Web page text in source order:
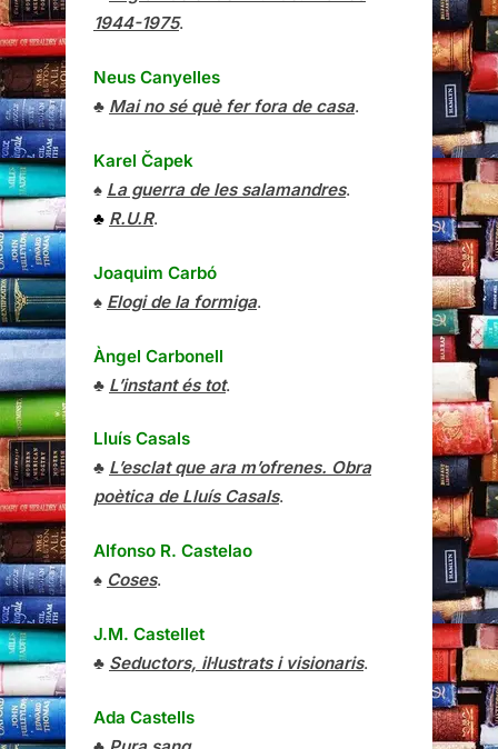
1944-1975.
Neus Canyelles
♣ Mai no sé què fer fora de casa.
Karel Čapek
♠ La guerra de les salamandres.
♣ R.U.R.
Joaquim Carbó
♠ Elogi de la formiga.
Àngel Carbonell
♣ L’instant és tot.
Lluís Casals
♣ L’esclat que ara m’ofrenes. Obra
poètica de Lluís Casals.
Alfonso R. Castelao
♠ Coses.
J.M. Castellet
♣ Seductors, il·lustrats i visionaris.
Ada Castells